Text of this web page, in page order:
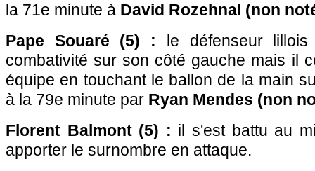
la 71e minute à David Rozehnal (non
Pape Souaré (5) : le défenseur
combativité sur son côté gauche mais il
équipe en touchant le ballon de la main
à la 79e minute par Ryan Mendes (non
Florent Balmont (5) : il s'est battu au
apporter le surnombre en attaque.